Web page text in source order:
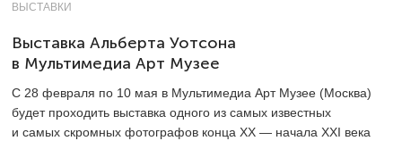
ВЫСТАВКИ
Выставка Альберта Уотсона
в Мультимедиа Арт Музее
С 28 февраля по 10 мая в Мультимедиа Арт Музее (Москва)
будет проходить выставка одного из самых известных
и самых скромных фотографов конца ХХ — начала XXI века